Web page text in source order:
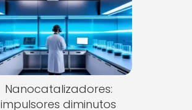
Nanocatalizadores:
impulsores diminutos